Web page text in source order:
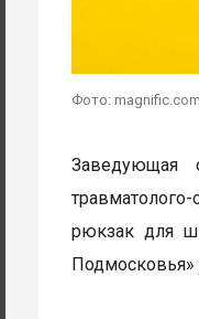
Фото:
Заведующая
рюкзак для
Подмосковья»